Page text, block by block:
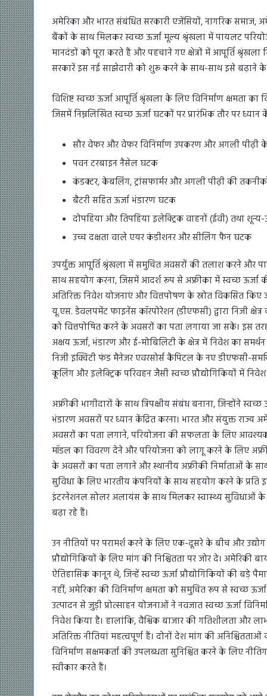
अमेरिका और भारत संबंधित सरकारी एजेंसियों, नागरिक समाज,
बैंकों के साथ मिलकर स्वच्छ ऊर्जा मूल्य श्रृंखला में पायलट
मानदंडों को पूरा करते हैं और पहचाने गए क्षेत्रों में आपूर्ति
सरकारें इस नई साझेदारी को शुरू करने के साथ-साथ इसे बढ़ाने
विशिष्ट स्वच्छ ऊर्जा आपूर्ति श्रृंखला के लिए विनिर्माण क्षमता
जिसमें निम्नलिखित स्वच्छ ऊर्जा घटकों पर प्रारंभिक तौर पर ध्यान
सौर वेफर और वेफर विनिर्माण उपकरण और अगली पीढ़ी
पवन टरबाइन नैसेल घटक
कंडक्टर, केबलिंग, ट्रांसफार्मर और अगली पीढ़ी की
बैटरी सहित ऊर्जा भंडारण घटक
दोपहिया और तिपहिया इलेक्ट्रिक वाहनों (ईवी) तथा
उच्च दक्षता वाले एयर कंडीशनर और सीलिंग फैन घटक
उपर्युक्त आपूर्ति श्रृंखला में समुचित अवसरों की तलाश करने और
साथ सहयोग करना, जिसमें आदर्श रूप से अफ्रीका में स्वच्छ ऊर्जा
अतिरिक्त निवेश योजनाएं और वित्तपोषण के स्रोत विकसित
यू.एस. डेवलपमेंट फाइनेंस कॉरपोरेशन (डीएफसी) द्वारा निजी
को वित्तपोषित करने के अवसरों का पता लगाया जा सके। इस
अक्षय ऊर्जा, भंडारण और ई-मोबिलिटी के क्षेत्र में निवेश का
निजी इक्विटी फंड मैनेजर एवरसोर्स कैपिटल के नए डीएफसी-
कूलिंग और इलेक्ट्रिक परिवहन जैसी स्वच्छ प्रौद्योगिकियों में
अफ्रीकी भागीदारों के साथ त्रिपक्षीय संबंध बनाना, जिन्होंने
भंडारण अवसरों पर ध्यान केंद्रित करना। भारत और संयुक्त राज्य
अवसरों का पता लगाने, परियोजना की सफलता के लिए
मॉडल का विवरण देने और परियोजना को लागू करने के लिए
के अवसरों का पता लगाने और स्थानीय अफ्रीकी निर्माताओं के
सुविधा के लिए भारतीय कंपनियों के साथ सहयोग करने के
इंटरनेशनल सोलर अलायंस के साथ मिलकर स्वास्थ्य सुविधाओं के
बढ़ा रहे हैं।
उन नीतियों पर परामर्श करने के लिए एक-दूसरे के बीच और
प्रौद्योगिकियों के लिए मांग की निश्चितता पर जोर दे। अमेरिकी
ऐतिहासिक कानून थे, जिन्हें स्वच्छ ऊर्जा प्रौद्योगिकियों की बड़े
नहीं, अमेरिका की विनिर्माण क्षमता को समुचित रूप से स्वच्छ
उत्पादन से जुड़ी प्रोत्साहन योजनाओं ने नवजात स्वच्छ ऊर्जा
निवेश किया है। हालांकि, वैश्विक बाजार की गतिशीलता और
अतिरिक्त नीतियां महत्वपूर्ण हैं। दोनों देश मांग की
विनिर्माण सक्षमकर्ता की उपलब्धता सुनिश्चित करने के लिए
स्वीकार करते हैं।